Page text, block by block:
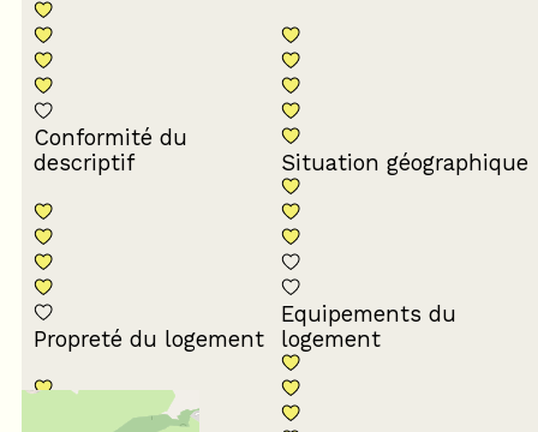
Conformité du
descriptif
Situation géographique
Propreté du logement
Equipements du
logement